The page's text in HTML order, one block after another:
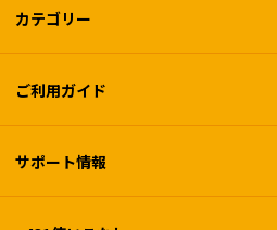
カテゴリー
ご利用ガイド
サポート情報